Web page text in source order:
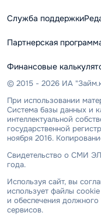
Служба поддержки
Партнерская
Финансовые
© 2015 - 2026 ИА
При использовании
Система базы данных и
интеллектуальной
государственной
ноября 2016.
Свидетельство о СМИ
года.
Используя сайт, вы
использует файлы
и обеспечения
сервисов.